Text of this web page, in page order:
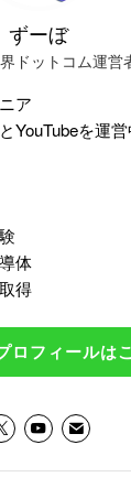
ずーぼ
ドットコム運営
ア
YouTubeを運営
体
得
ロフィールは